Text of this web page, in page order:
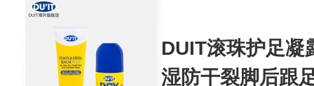
DUIT滚珠护足
湿防干裂脚后跟